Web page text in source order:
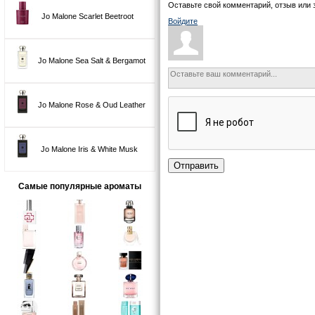
Jo Malone Scarlet Beetroot
Jo Malone Sea Salt & Bergamot
Jo Malone Rose & Oud Leather
Jo Malone Iris & White Musk
Самые популярные ароматы
Оставьте свой комментарий, отзыв или
Войдите
Отправить